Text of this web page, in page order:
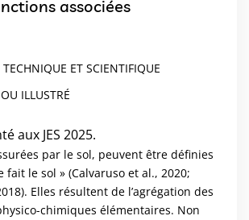
associées
TECHNIQUE ET SCIENTIFIQUE
ILLUSTRÉ
aux JES 2025.
par le sol, peuvent être définies
fait le sol » (Calvaruso et al., 2020;
Elles résultent de l’agrégation des
chimiques élémentaires. Non